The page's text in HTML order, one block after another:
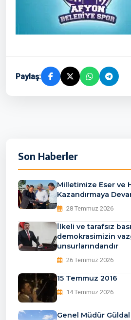
Paylaş:
Son Haberler
Milletimize Eser ve
Kazandırmaya
28 Temmuz 2026
İlkeli ve tarafsız
demokrasimizin
unsurlarındandır
26 Temmuz 2026
15 Temmuz 2016
14 Temmuz 2026
Genel Müdür